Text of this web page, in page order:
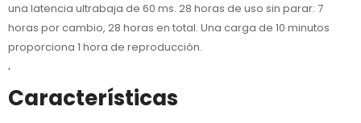
una latencia ultrabaja de 60 ms. 28 horas de uso sin parar: 7
horas por cambio, 28 horas en total. Una carga de 10 minutos
proporciona 1 hora de reproducción.
'
Características